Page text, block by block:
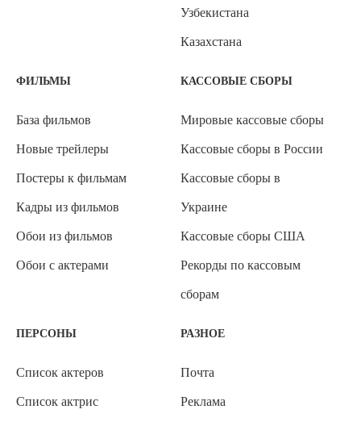
Узбекистана
Казахстана
ФИЛЬМЫ
База фильмов
Новые трейлеры
Постеры к фильмам
Кадры из фильмов
Обои из фильмов
Обои с актерами
КАССОВЫЕ СБОРЫ
Мировые кассовые сборы
Кассовые сборы в России
Кассовые сборы в
Украине
Кассовые сборы США
Рекорды по кассовым
сборам
ПЕРСОНЫ
Список актеров
Список актрис
РАЗНОЕ
Почта
Реклама